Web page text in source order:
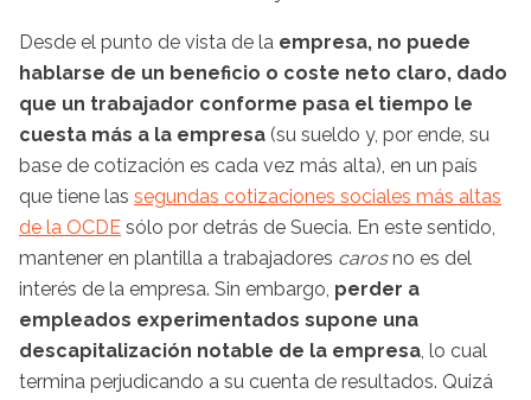
Desde el punto de vista de la empresa, no puede
hablarse de un beneficio o coste neto claro, dado
que un trabajador conforme pasa el tiempo le
cuesta más a la empresa (su sueldo y, por ende, su
base de cotización es cada vez más alta), en un país
que tiene las segundas cotizaciones sociales más altas
de la OCDE sólo por detrás de Suecia. En este sentido,
mantener en plantilla a trabajadores carosno es del
interés de la empresa. Sin embargo, perder a
empleados experimentados supone una
descapitalización notable de la empresa, lo cual
termina perjudicando a su cuenta de resultados. Quizá